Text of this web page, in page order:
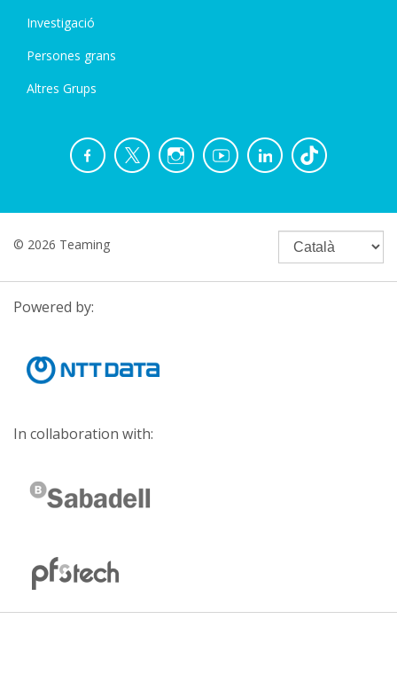
Investigació
Persones grans
Altres Grups
© 2026 Teaming
Powered by:
In collaboration with: